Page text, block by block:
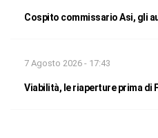
Cospito commissario Asi, gli
7 Agosto 2026 - 17:43
Viabilità, le riaperture prima di